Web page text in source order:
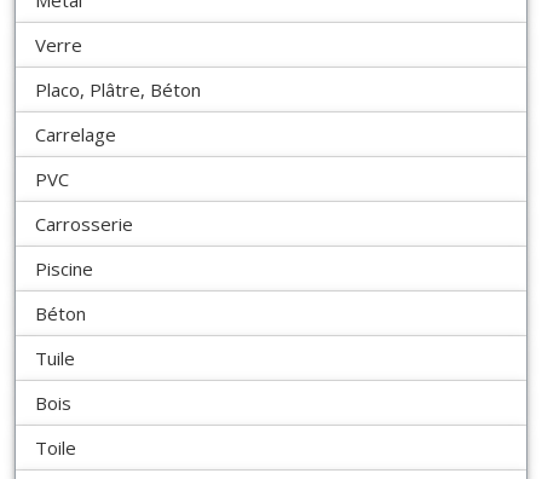
Verre
Placo, Plâtre, Béton
Carrelage
PVC
Carrosserie
Piscine
Béton
Tuile
Bois
Toile